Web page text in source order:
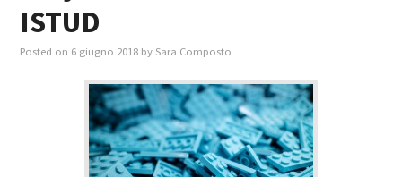
ISTUD
Posted on 6 giugno 2018 by Sara Composto